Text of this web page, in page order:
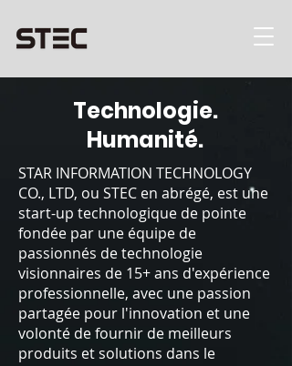
Technologie.
Humanité.
STAR INFORMATION TECHNOLOGY
CO., LTD, ou STEC en abrégé, est une
start-up technologique de pointe
fondée par une équipe de
passionnés de technologie
visionnaires de 15+ ans d'expérience
professionnelle, avec une passion
partagée pour l'innovation et une
volonté de fournir de meilleurs
produits et solutions dans le